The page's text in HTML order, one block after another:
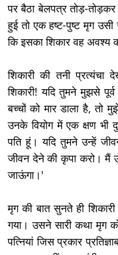
पर बैठा बेलपत्र तोड़-
हुई तो एक हष्ट-पुष्ट मृग
कि इसका शिकार वह अवश्य
शिकारी की तनी
शिकारी! यदि तुमने मुझसे
बच्चों को मार डाला है, तो
उनके वियोग में एक क्षण भी
पति हूं। यदि तुमने उन्हें
जीवन देने की कृपा करो। मैं
जाऊंगा।'
मृग की बात सुनते ही
गया। उसने सारी कथा मृग
पत्नियां जिस प्रकार